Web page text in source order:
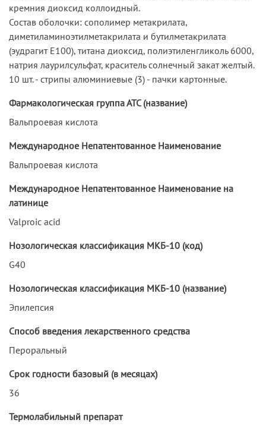
кремния диоксид коллоидный.
Состав оболочки: сополимер метакрилата,
диметиламиноэтилметакрилата и бутилметакрилата
(эудрагит Е100), титана диоксид, полиэтиленгликоль 6000,
натрия лаурилсульфат, краситель солнечный закат желтый.
10 шт. - стрипы алюминиевые (3) - пачки картонные.
Фармакологическая группа АТС (название)
Вальпроевая кислота
Международное Непатентованное Наименование
Вальпроевая кислота
Международное Непатентованное Наименование на
латинице
Valproic acid
Нозологическая классификация МКБ-10 (код)
G40
Нозологическая классификация МКБ-10 (название)
Эпилепсия
Способ введения лекарственного средства
Пероральный
Срок годности базовый (в месяцах)
36
Термолабильный препарат